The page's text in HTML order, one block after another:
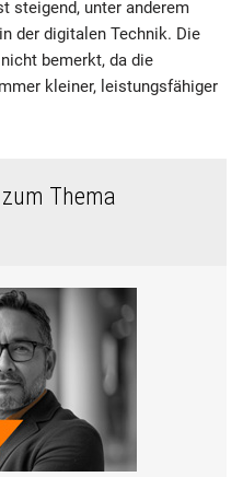
steigend, unter anderem
der digitalen Technik. Die
bemerkt, da die
kleiner, leistungsfähiger
Thema